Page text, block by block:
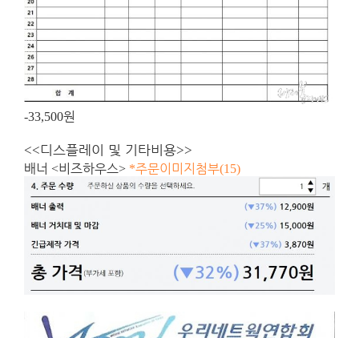
-33,500원
<<디스플레이 및 기타비용>>
배너 <비즈하우스> *주문이미지첨부(15)